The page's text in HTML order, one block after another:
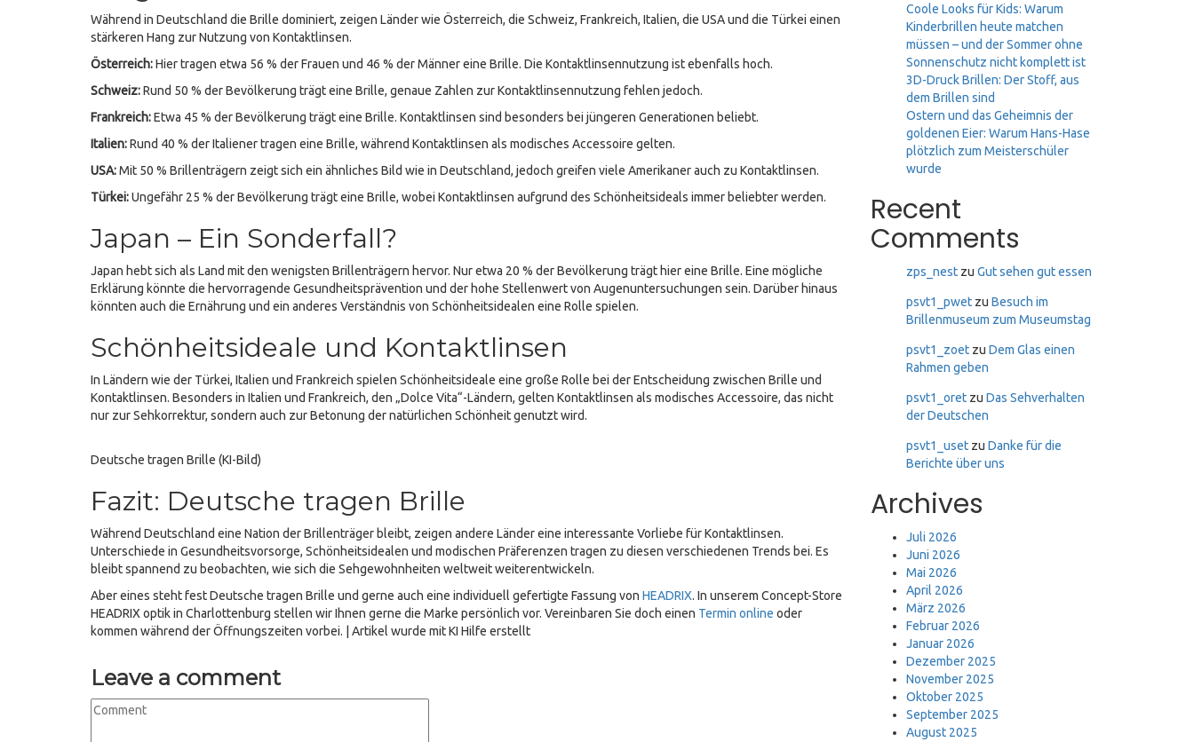
Während in Deutschland die Brille dominiert, zeigen Länder wie Österreich, die Schweiz, Frankreich, Italien, die USA und die Türkei einen
stärkeren Hang zur Nutzung von Kontaktlinsen.
Österreich:Hier tragen etwa 56 % der Frauen und 46 % der Männer eine Brille. Die Kontaktlinsennutzung ist ebenfalls hoch.
Schweiz:Rund 50 % der Bevölkerung trägt eine Brille, genaue Zahlen zur Kontaktlinsennutzung fehlen jedoch.
Frankreich:Etwa 45 % der Bevölkerung trägt eine Brille. Kontaktlinsen sind besonders bei jüngeren Generationen beliebt.
Italien:Rund 40 % der Italiener tragen eine Brille, während Kontaktlinsen als modisches Accessoire gelten.
USA:Mit 50 % Brillenträgern zeigt sich ein ähnliches Bild wie in Deutschland, jedoch greifen viele Amerikaner auch zu Kontaktlinsen.
Türkei:Ungefähr 25 % der Bevölkerung trägt eine Brille, wobei Kontaktlinsen aufgrund des Schönheitsideals immer beliebter werden.
Japan – Ein Sonderfall?
Japan hebt sich als Land mit den wenigsten Brillenträgern hervor. Nur etwa 20 % der Bevölkerung trägt hier eine Brille. Eine mögliche
Erklärung könnte die hervorragende Gesundheitsprävention und der hohe Stellenwert von Augenuntersuchungen sein. Darüber hinaus
könnten auch die Ernährung und ein anderes Verständnis von Schönheitsidealen eine Rolle spielen.
Schönheitsideale und Kontaktlinsen
In Ländern wie der Türkei, Italien und Frankreich spielen Schönheitsideale eine große Rolle bei der Entscheidung zwischen Brille und
Kontaktlinsen. Besonders in Italien und Frankreich, den „Dolce Vita“-Ländern, gelten Kontaktlinsen als modisches Accessoire, das nicht
nur zur Sehkorrektur, sondern auch zur Betonung der natürlichen Schönheit genutzt wird.
Deutsche tragen Brille (KI-Bild)
Fazit: Deutsche tragen Brille
Während Deutschland eine Nation der Brillenträger bleibt, zeigen andere Länder eine interessante Vorliebe für Kontaktlinsen.
Unterschiede in Gesundheitsvorsorge, Schönheitsidealen und modischen Präferenzen tragen zu diesen verschiedenen Trends bei. Es
bleibt spannend zu beobachten, wie sich die Sehgewohnheiten weltweit weiterentwickeln.
Aber eines steht fest Deutsche tragen Brille und gerne auch eine individuell gefertigte Fassung von HEADRIX. In unserem Concept-Store
HEADRIX optik in Charlottenburg stellen wir Ihnen gerne die Marke persönlich vor. Vereinbaren Sie doch einen Termin online oder
kommen während der Öffnungszeiten vorbei. | Artikel wurde mit KI Hilfe erstellt
Leave a comment
Coole Looks für Kids: Warum
Kinderbrillen heute matchen
müssen – und der Sommer ohne
Sonnenschutz nicht komplett ist
3D-Druck Brillen: Der Stoff, aus
dem Brillen sind
Ostern und das Geheimnis der
goldenen Eier: Warum Hans-Hase
plötzlich zum Meisterschüler
wurde
Recent
Comments
zps_nestzu Gut sehen gut essen
psvt1_pwetzu Besuch im
Brillenmuseum zum Museumstag
psvt1_zoetzu Dem Glas einen
Rahmen geben
psvt1_oretzu Das Sehverhalten
der Deutschen
psvt1_usetzu Danke für die
Berichte über uns
Archives
Juli 2026
Juni 2026
Mai 2026
April 2026
März 2026
Februar 2026
Januar 2026
Dezember 2025
November 2025
Oktober 2025
September 2025
August 2025